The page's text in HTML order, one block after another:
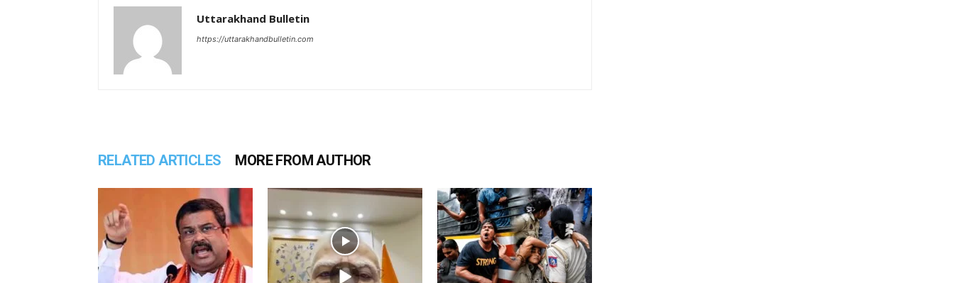
Uttarakhand Bulletin
https://uttarakhandbulletin.com
RELATED ARTICLES MORE FROM AUTHOR